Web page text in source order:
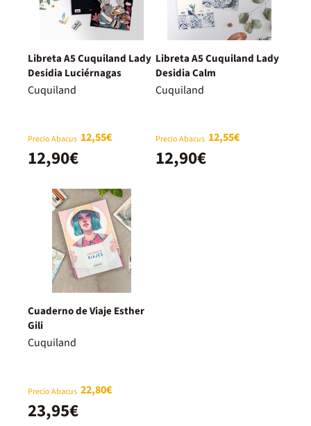
Libreta A5 Cuquiland Lady
Desidia Luciérnagas
Cuquiland
Precio Abacus 12,55€
12,90€
Libreta A5 Cuquiland Lady
Desidia Calm
Cuquiland
Precio Abacus 12,55€
12,90€
Cuaderno de Viaje Esther
Gili
Cuquiland
Precio Abacus 22,80€
23,95€